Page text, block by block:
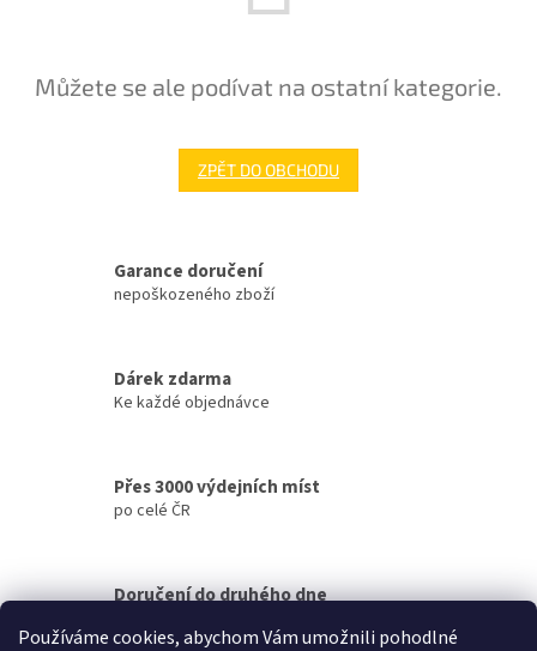
Používáme cookies, abychom Vám umožnili pohodlné
Můžete se ale podívat na ostatní kategorie.
ZPĚT DO OBCHODU
Garance doručení
nepoškozeného zboží
Dárek zdarma
Ke každé objednávce
Přes 3000 výdejních míst
po celé ČR
Doručení do druhého dne